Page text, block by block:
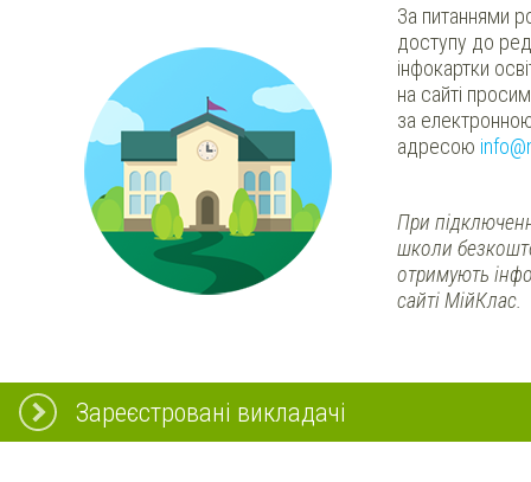
За питаннями
доступу до
інфокартки
на сайті
за
адресою
При
школи
отримують
сайті МійКлас.
Зареєстровані викладачі